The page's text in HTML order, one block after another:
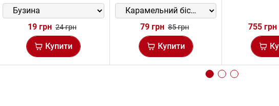
19 грн 24 грн
Купити
79 грн 85 грн
Купити
755 грн